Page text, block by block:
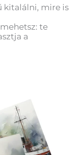
kitalálni, mire is
te
a